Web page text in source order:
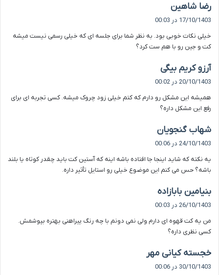
رضا شاهین
ف
:
17/10/1403 در 00:03
خیلی نکات خوبی بود. به نظر شما برای جلسه ای که خیلی رسمی نیست میشه
کت و جین رو با هم ست کرد؟
آرزو کریم بیگی
ف
:
20/10/1403 در 00:02
همیشه این مشکل رو دارم که کتم خیلی زود چروک میشه. کسی تجربه ای برای
رفع این مشکل داره؟
شهاب گنجویان
ف
:
24/10/1403 در 00:06
یه نکته که شاید اینجا جا افتاده باشه اینه که آستین کت باید چقدر کوتاه یا بلند
باشه؟ حس می کنم این موضوع خیلی رو استایل تأثیر داره.
بنیامین بابازاده
ف
:
26/10/1403 در 00:03
من یه کت قهوه ای دارم ولی نمی دونم با چه رنگ پیراهنی بهتره بپوشمش.
کسی نظری داره؟
خجسته کیانی مهر
30/10/1403 در 00:06